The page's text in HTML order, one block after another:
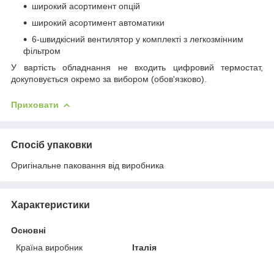
широкий асортимент опцій
широкий асортимент автоматики
6-швидкісний вентилятор у комплекті з легкозмінним
фільтром
У вартість обладнання не входить цифровий термостат,
докуповується окремо за вибором (обов'язково).
Приховати
Спосіб упаковки
Оригінальне паковання від виробника
Характеристики
Основні
Країна виробник
Італія